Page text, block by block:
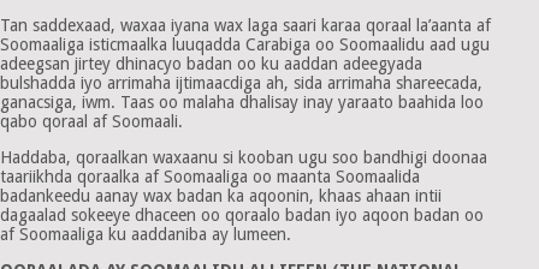
Tan saddexaad, waxaa iyana wax laga saari karaa qoraal la’aanta af
Soomaaliga isticmaalka luuqadda Carabiga oo Soomaalidu aad ugu
adeegsan jirtey dhinacyo badan oo ku aaddan adeegyada
bulshadda iyo arrimaha ijtimaacdiga ah, sida arrimaha shareecada,
ganacsiga, iwm. Taas oo malaha dhalisay inay yaraato baahida loo
qabo qoraal af Soomaali.
Haddaba, qoraalkan waxaanu si kooban ugu soo bandhigi doonaa
taariikhda qoraalka af Soomaaliga oo maanta Soomaalida
badankeedu aanay wax badan ka aqoonin, khaas ahaan intii
dagaalad sokeeye dhaceen oo qoraalo badan iyo aqoon badan oo
af Soomaaliga ku aaddaniba ay lumeen.